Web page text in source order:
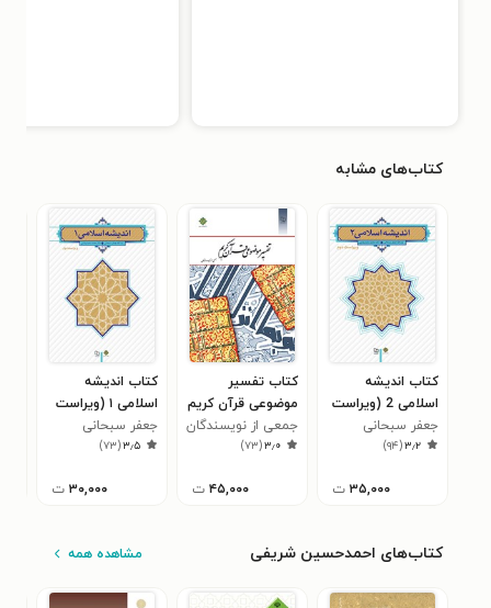
کتاب‌های مشابه
کتاب اندیشه
اسلامی 2 (ویراست
دوم)
جعفر سبحانی
تبریزی
۳٫۲(۹۴)
۳۵,۰۰۰ ت
کتاب تفسیر
موضوعی قرآن کریم
جمعی از نویسندگان
۳٫۰(۷۳)
۴۵,۰۰۰ ت
کتاب اندیشه
اسلامی ۱ (ویراست
دوم)
جعفر سبحانی
تبریزی
۳٫۵(۷۳)
۳۰,۰۰۰ ت
کتاب‌های اح‍م‍دح‍س‍ی‍ن‌ ش‍ری‍ف‍ی‌ مشاهده همه